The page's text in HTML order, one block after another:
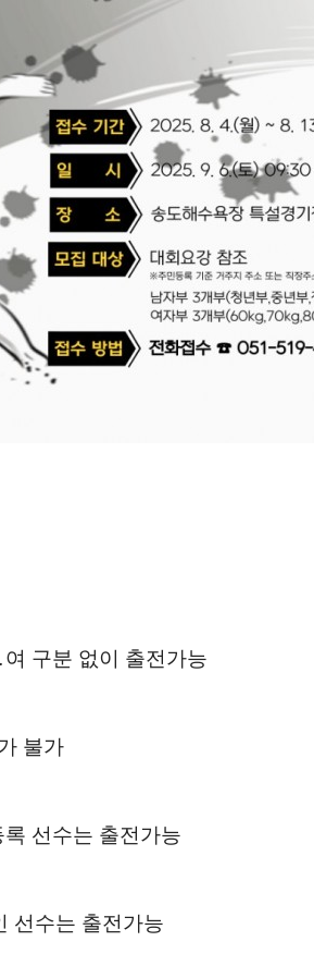
구분 없이 출전가능
불가
선수는 출전가능
선수는 출전가능